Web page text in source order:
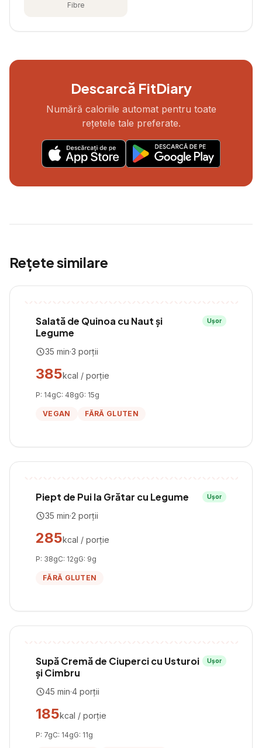
Fibre
Descarcă FitDiary
Numără caloriile automat pentru toate
rețetele tale preferate.
Rețete similare
Salată de Quinoa cu Naut și
Legume
Ușor
35 min·3 porții
385kcal / porție
P: 14gC: 48gG: 15g
VEGAN FĂRĂ GLUTEN
Piept de Pui la Grătar cu Legume Ușor
35 min·2 porții
285kcal / porție
P: 38gC: 12gG: 9g
FĂRĂ GLUTEN
Supă Cremă de Ciuperci cu Usturoi
și Cimbru
Ușor
45 min·4 porții
185kcal / porție
P: 7gC: 14gG: 11g